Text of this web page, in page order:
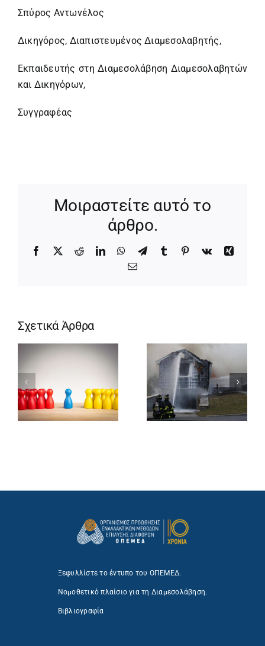
Σπύρος Αντωνέλος
Δικηγόρος, Διαπιστευμένος Διαμεσολαβητής,
Εκπαιδευτής στη Διαμεσολάβηση Διαμεσολαβητών
και Δικηγόρων,
Συγγραφέας
Μοιραστείτε αυτό το
άρθρο.
Facebook
X RedditLinkedInWhatsApp
TelegramTumblr Pinterest
Vk
Xing
Email
Σχετικά Άρθρα
Ξεφυλλίστε το έντυπο του ΟΠΕΜΕΔ.
Νομοθετικό πλαίσιο για τη Διαμεσολάβηση.
Βιβλιογραφία